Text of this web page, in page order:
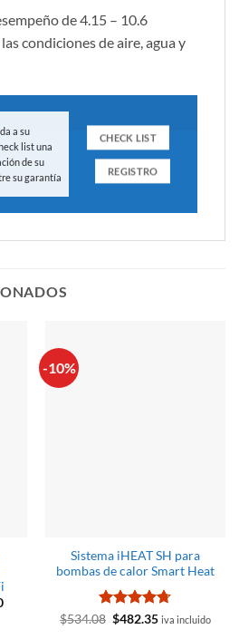
de 4.15 – 10.6
condiciones de aire, agua y
a su
list una
de su
su garantía
CHECK LIST
REGISTRO
El
-10%
Sistema iHEAT SH para
bombas de calor Smart Heat
Valorado
$534.08 El
$482.35Eliva incluido